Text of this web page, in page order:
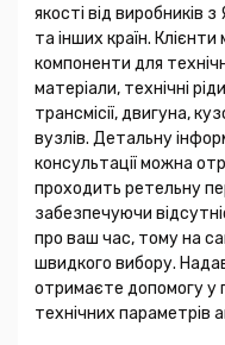
якості від виробників
та інших країн.
компоненти для
матеріали, технічні
трансмісії, двигуна,
вузлів. Детальну
консультації можна
проходить ретельну
забезпечуючи
про ваш час, тому на
швидкого вибору.
отримаєте допомогу у
технічних параметрів